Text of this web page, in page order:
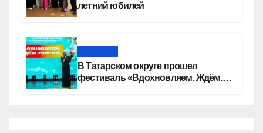
летний юбилей
В Татарском округе прошел
фестиваль «Вдохновляем. Ждём.